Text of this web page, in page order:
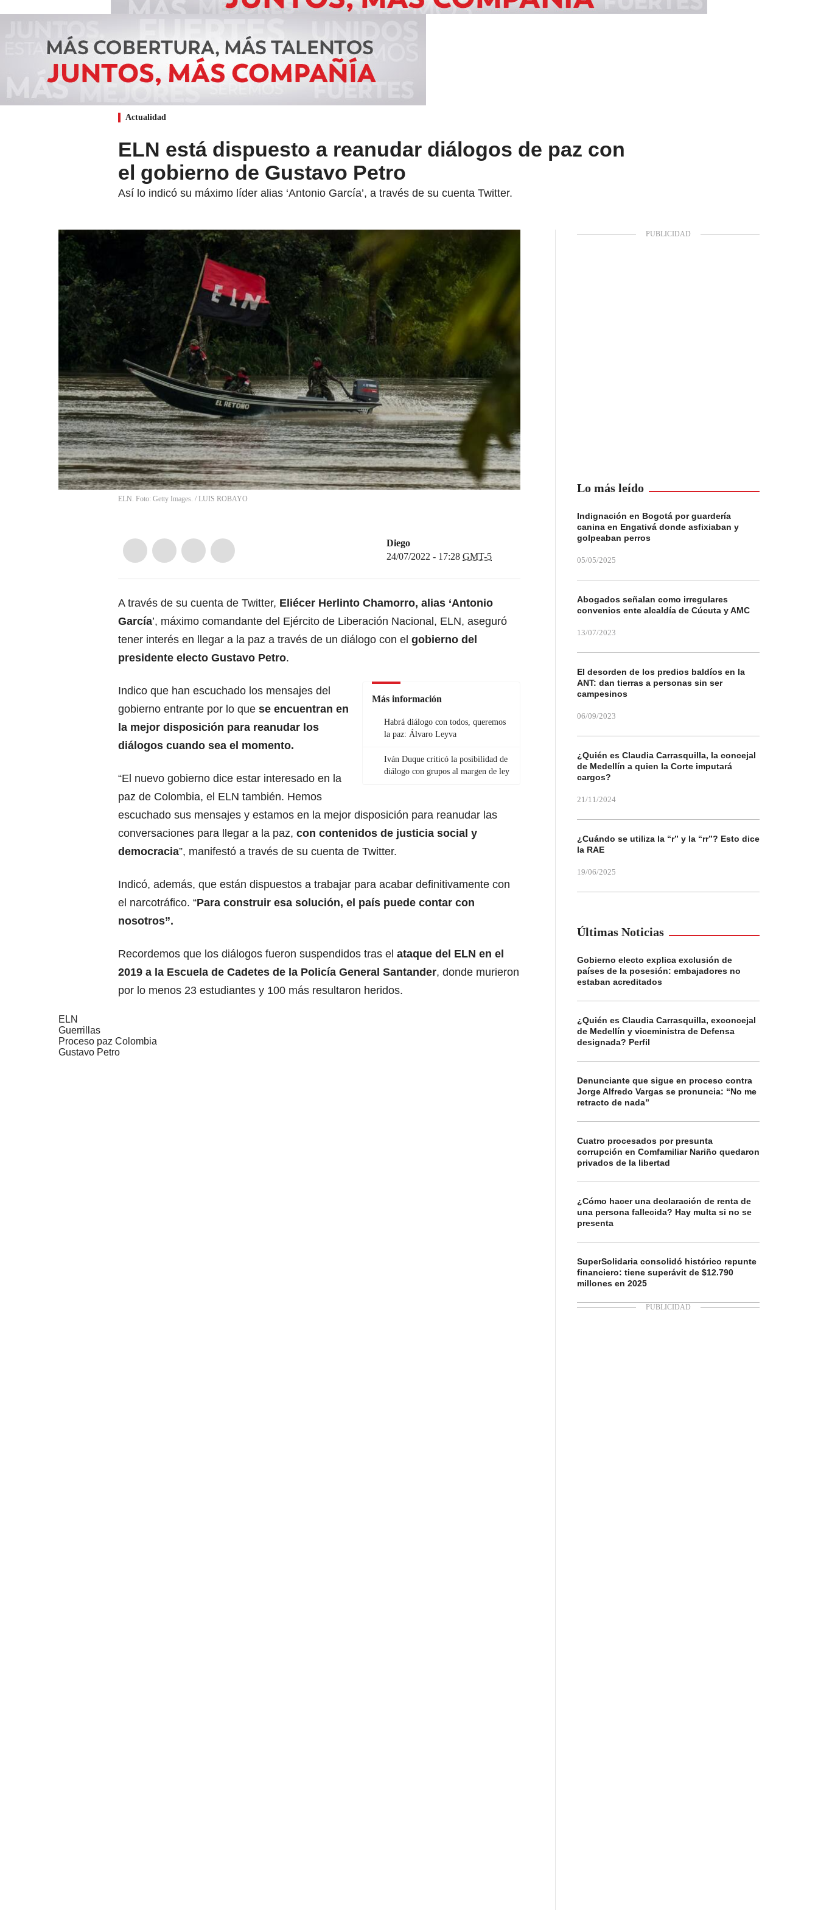
Actualidad
ELN está dispuesto a reanudar diálogos de paz con
el gobierno de Gustavo Petro
Así lo indicó su máximo líder alias ‘Antonio García’, a través de su cuenta Twitter.
ELN. Foto: Getty Images. / LUIS ROBAYO
Diego
24/07/2022 - 17:28 GMT-5
A través de su cuenta de Twitter, Eliécer Herlinto Chamorro, alias ‘Antonio
García’, máximo comandante del Ejército de Liberación Nacional, ELN, aseguró
tener interés en llegar a la paz a través de un diálogo con el gobierno del
presidente electo Gustavo Petro.
Más información
Habrá diálogo con todos, queremos
la paz: Álvaro Leyva
Iván Duque criticó la posibilidad de
diálogo con grupos al margen de ley
Indico que han escuchado los mensajes del
gobierno entrante por lo que se encuentran en
la mejor disposición para reanudar los
diálogos cuando sea el momento.
“El nuevo gobierno dice estar interesado en la
paz de Colombia, el ELN también. Hemos
escuchado sus mensajes y estamos en la mejor disposición para reanudar las
conversaciones para llegar a la paz, con contenidos de justicia social y
democracia”, manifestó a través de su cuenta de Twitter.
Indicó, además, que están dispuestos a trabajar para acabar definitivamente con
el narcotráfico. “Para construir esa solución, el país puede contar con
nosotros”.
Recordemos que los diálogos fueron suspendidos tras el ataque del ELN en el
2019 a la Escuela de Cadetes de la Policía General Santander, donde murieron
por lo menos 23 estudiantes y 100 más resultaron heridos.
ELN
Guerrillas
Proceso paz Colombia
Gustavo Petro
Lo más leído
Indignación en Bogotá por guardería
canina en Engativá donde asfixiaban y
golpeaban perros
05/05/2025
Abogados señalan como irregulares
convenios ente alcaldía de Cúcuta y AMC
13/07/2023
El desorden de los predios baldíos en la
ANT: dan tierras a personas sin ser
campesinos
06/09/2023
¿Quién es Claudia Carrasquilla, la concejal
de Medellín a quien la Corte imputará
cargos?
21/11/2024
¿Cuándo se utiliza la “r” y la “rr”? Esto dice
la RAE
19/06/2025
Últimas Noticias
Gobierno electo explica exclusión de
países de la posesión: embajadores no
estaban acreditados
¿Quién es Claudia Carrasquilla, exconcejal
de Medellín y viceministra de Defensa
designada? Perfil
Denunciante que sigue en proceso contra
Jorge Alfredo Vargas se pronuncia: “No me
retracto de nada”
Cuatro procesados por presunta
corrupción en Comfamiliar Nariño quedaron
privados de la libertad
¿Cómo hacer una declaración de renta de
una persona fallecida? Hay multa si no se
presenta
SuperSolidaria consolidó histórico repunte
financiero: tiene superávit de $12.790
millones en 2025